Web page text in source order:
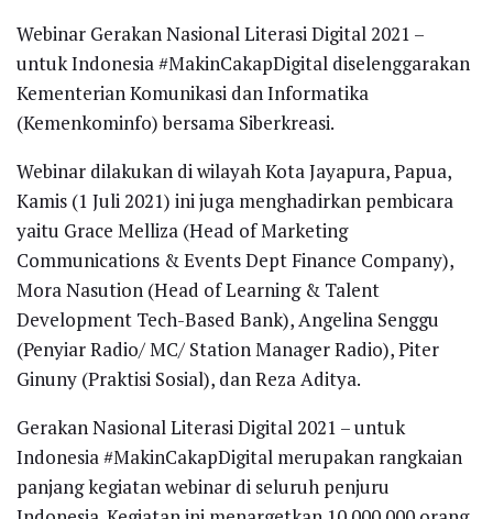
Webinar Gerakan Nasional Literasi Digital 2021 –
untuk Indonesia #MakinCakapDigital diselenggarakan
Kementerian Komunikasi dan Informatika
(Kemenkominfo) bersama Siberkreasi.
Webinar dilakukan di wilayah Kota Jayapura, Papua,
Kamis (1 Juli 2021) ini juga menghadirkan pembicara
yaitu Grace Melliza (Head of Marketing
Communications & Events Dept Finance Company),
Mora Nasution (Head of Learning & Talent
Development Tech-Based Bank), Angelina Senggu
(Penyiar Radio/ MC/ Station Manager Radio), Piter
Ginuny (Praktisi Sosial), dan Reza Aditya.
Gerakan Nasional Literasi Digital 2021 – untuk
Indonesia #MakinCakapDigital merupakan rangkaian
panjang kegiatan webinar di seluruh penjuru